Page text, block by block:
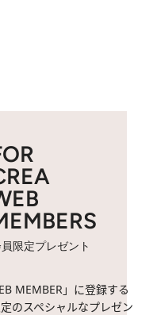
限定プレゼント
MEMBER」に登録する
のスペシャルなプレゼン